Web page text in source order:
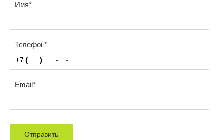
Имя
Телефон
Email
Отправить